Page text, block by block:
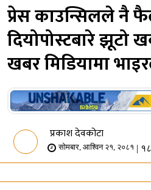
प्रेस काउन्सिलले नै
दियोपोस्टबारे झूटो
खबर मिडियामा
प्रकाश देवकोटा
सोमबार, आश्विन २१, २०८१ |